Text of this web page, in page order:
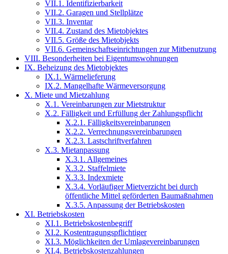
VII.1. Identifizierbarkeit
VII.2. Garagen und Stellplätze
VII.3. Inventar
VII.4. Zustand des Mietobjektes
VII.5. Größe des Mietobjekts
VII.6. Gemeinschaftseinrichtungen zur Mitbenutzung
VIII. Besonderheiten bei Eigentumswohnungen
IX. Beheizung des Mietobjektes
IX.1. Wärmelieferung
IX.2. Mangelhafte Wärmeversorgung
X. Miete und Mietzahlung
X.1. Vereinbarungen zur Mietstruktur
X.2. Fälligkeit und Erfüllung der Zahlungspflicht
X.2.1. Fälligkeitsvereinbarungen
X.2.2. Verrechnungsvereinbarungen
X.2.3. Lastschriftverfahren
X.3. Mietanpassung
X.3.1. Allgemeines
X.3.2. Staffelmiete
X.3.3. Indexmiete
X.3.4. Vorläufiger Mietverzicht bei durch
öffentliche Mittel geförderten Baumaßnahmen
X.3.5. Anpassung der Betriebskosten
XI. Betriebskosten
XI.1. Betriebskostenbegriff
XI.2. Kostentragungspflichtiger
XI.3. Möglichkeiten der Umlagevereinbarungen
XI.4. Betriebskostenzahlungen